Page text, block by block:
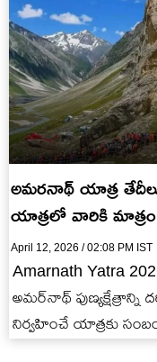
అమరనాథ్ యాత్ర తేదీలు
యాత్రలో వారికి మాత్రం
April 12, 2026 / 02:08 PM IST
Amarnath Yatra
అమర్‌నాథ్‌ పుణ్యక్షేత్రాన్ని
నిర్వహించే యాత్రకు